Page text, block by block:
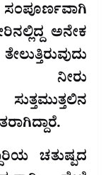
ಅನೇಕ
ನೀರು
ಚತುಷ್ಪದ